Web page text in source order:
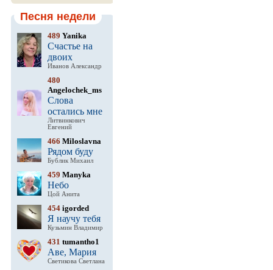
Песня недели
489 Yanika
Счастье на
двоих
Иванов Александр
480
Angelochek_ms
Слова
остались мне
Литвинкович
Евгений
466 Miloslavna
Рядом буду
Бублик Михаил
459 Manyka
Небо
Цой Анита
454 igorded
Я научу тебя
Кузьмин Владимир
431 tumantho1
Аве, Мария
Светикова Светлана